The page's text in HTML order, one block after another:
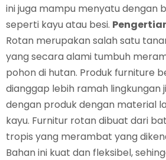
ini juga mampu menyatu dengan
seperti kayu atau besi.
Rotan merupakan salah satu
yang secara alami tumbuh
pohon di hutan. Produk furniture
dianggap lebih ramah lingkungan
dengan produk dengan material
kayu. Furnitur rotan dibuat dari
tropis yang merambat yang
Bahan ini kuat dan fleksibel,